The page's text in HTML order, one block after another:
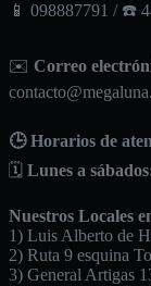
📱 098887791 / ☎️
✉️ Correo
🕒 Horarios de
🗓️ Lunes a
Nuestros Locales
1) Luis Alberto de
2) Ruta 9 esquina
3) General Artigas